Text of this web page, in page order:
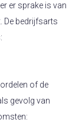
er sprake is van
De bedrijfsarts
of de
gevolg van